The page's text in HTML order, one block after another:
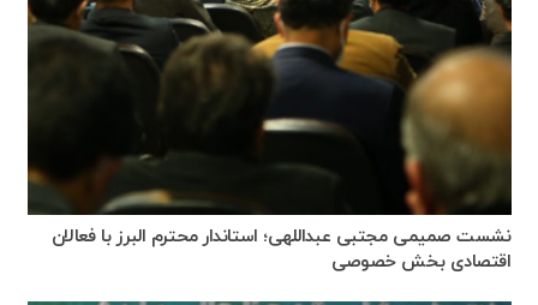
نشست صمیمی مجتبی عبداللهی؛ استاندار محترم البرز با فعالان
اقتصادی بخش خصوصی